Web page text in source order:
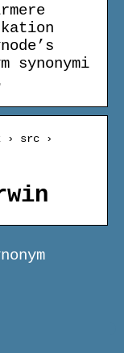
synonymi
› src ›